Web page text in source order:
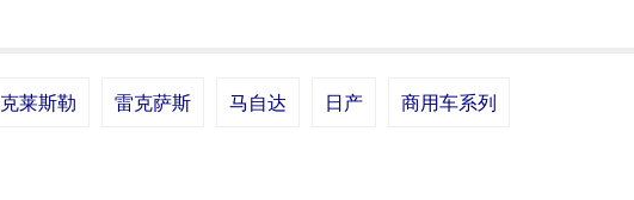
克莱斯勒 雷克萨斯 马自达 日产
商用车系列